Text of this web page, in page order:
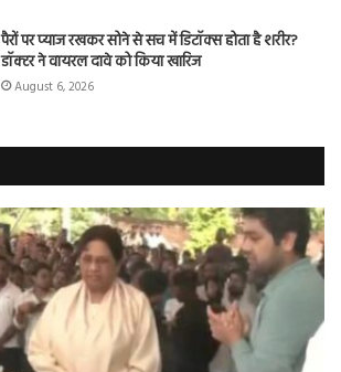
पैरों पर प्याज रखकर सोने से सच में डिटॉक्स होता है शरीर?
डॉक्टर ने वायरल दावे को किया खारिज
August 6, 2026